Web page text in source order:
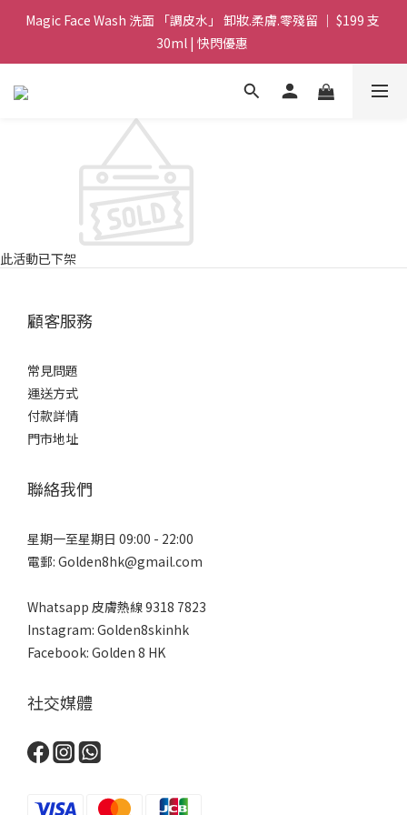
Magic Face Wash 洗面 「調皮水」 卸妝.柔膚.零殘留 ｜ $199 支
30ml | 快閃優惠
Magic Face Wash 洗面 「調皮水」 卸妝.柔膚.零殘留 ｜ $199 支
30ml | 快閃優惠
G8 皇牌孖寶 ｜ 鱷魚油精華 + Soothing Cream 套裝 | $488 set 2
買滿 $1800 送支 洗面 「調皮水」 原價 $268 / 支 30ml  🎁 ｜  送完
即止
Magic Face Wash 洗面 「調皮水」 卸妝.柔膚.零殘留 ｜ $199 支
30ml | 快閃優惠
此活動已下架
顧客服務
常見問題
運送方式
付款詳情
門市地址
聯絡我們
星期一至星期日 09:00 - 22:00
電郵: Golden8hk@gmail.com
Whatsapp 皮膚熱線9318 7823
Instagram: Golden8skinhk
Facebook: Golden 8 HK
社交媒體